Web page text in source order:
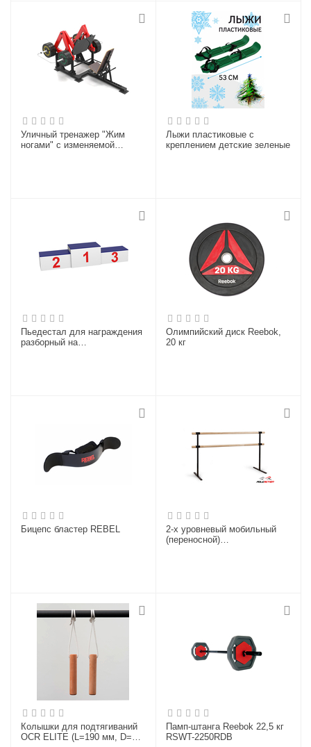
Уличный тренажер "Жим
ногами" с изменяемой
Лыжи пластиковые с
креплением детские зеленые
Пьедестал для награждения
разборный на
Олимпийский диск Reebok,
20 кг
Бицепс бластер REBEL
2-х уровневый мобильный
(переносной)
Колышки для подтягиваний
OCR ELITE (L=190 мм, D=35
Памп-штанга Reebok 22,5 кг
RSWT-2250RDB